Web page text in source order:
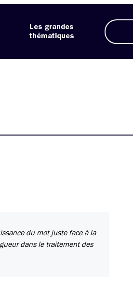
Les grandes
thématiques
du mot juste face à la
dans le traitement des